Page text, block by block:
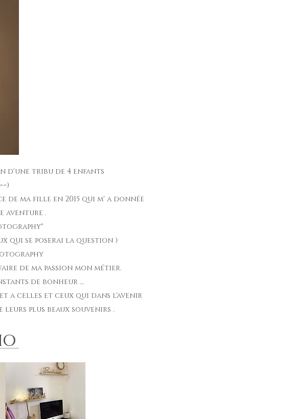
d'une tribu de 4 enfants
ma fille en 2015 qui m' a donnée
aventure .
qui se poserai la question )
de ma passion mon métier.
de bonheur ...
a celles et ceux qui dans l'avenir
plus beaux souvenirs .